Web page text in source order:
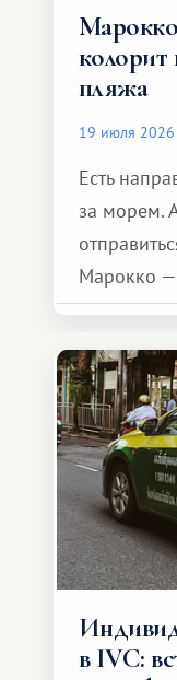
колорит
пляжа
19 июля 2026
Есть
за морем.
Марокко —
в IVC: